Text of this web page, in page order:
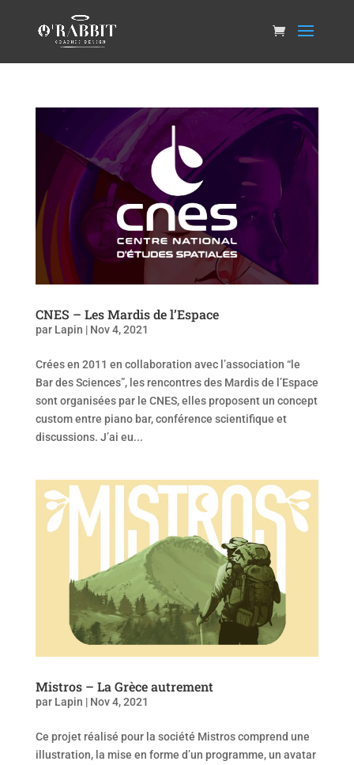
CNES – Les Mardis de l’Espace
par Lapin | Nov 4, 2021
Crées en 2011 en collaboration avec l’association “le
Bar des Sciences”, les rencontres des Mardis de l’Espace
sont organisées par le CNES, elles proposent un concept
custom entre piano bar, conférence scientifique et
discussions. J’ai eu...
Mistros – La Grèce autrement
par Lapin | Nov 4, 2021
Ce projet réalisé pour la société Mistros comprend une
illustration, la mise en forme d’un programme, un avatar